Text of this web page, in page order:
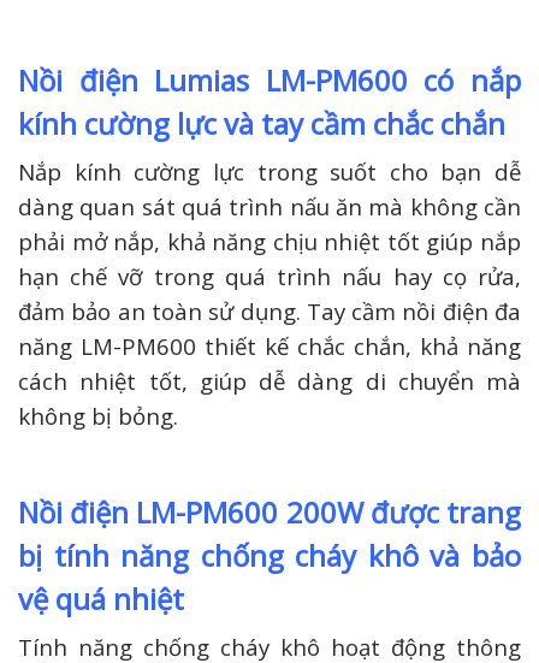
Nồi điện Lumias LM-PM600 có nắp
kính cường lực và tay cầm chắc chắn
Nắp kính cường lực trong suốt cho bạn dễ
dàng quan sát quá trình nấu ăn mà không cần
phải mở nắp, khả năng chịu nhiệt tốt giúp nắp
hạn chế vỡ trong quá trình nấu hay cọ rửa,
đảm bảo an toàn sử dụng. Tay cầm nồi điện đa
năng LM-PM600 thiết kế chắc chắn, khả năng
cách nhiệt tốt, giúp dễ dàng di chuyển mà
không bị bỏng.
Nồi điện LM-PM600 200W được trang
bị tính năng chống cháy khô và bảo
vệ quá nhiệt
Tính năng chống cháy khô hoạt động thông